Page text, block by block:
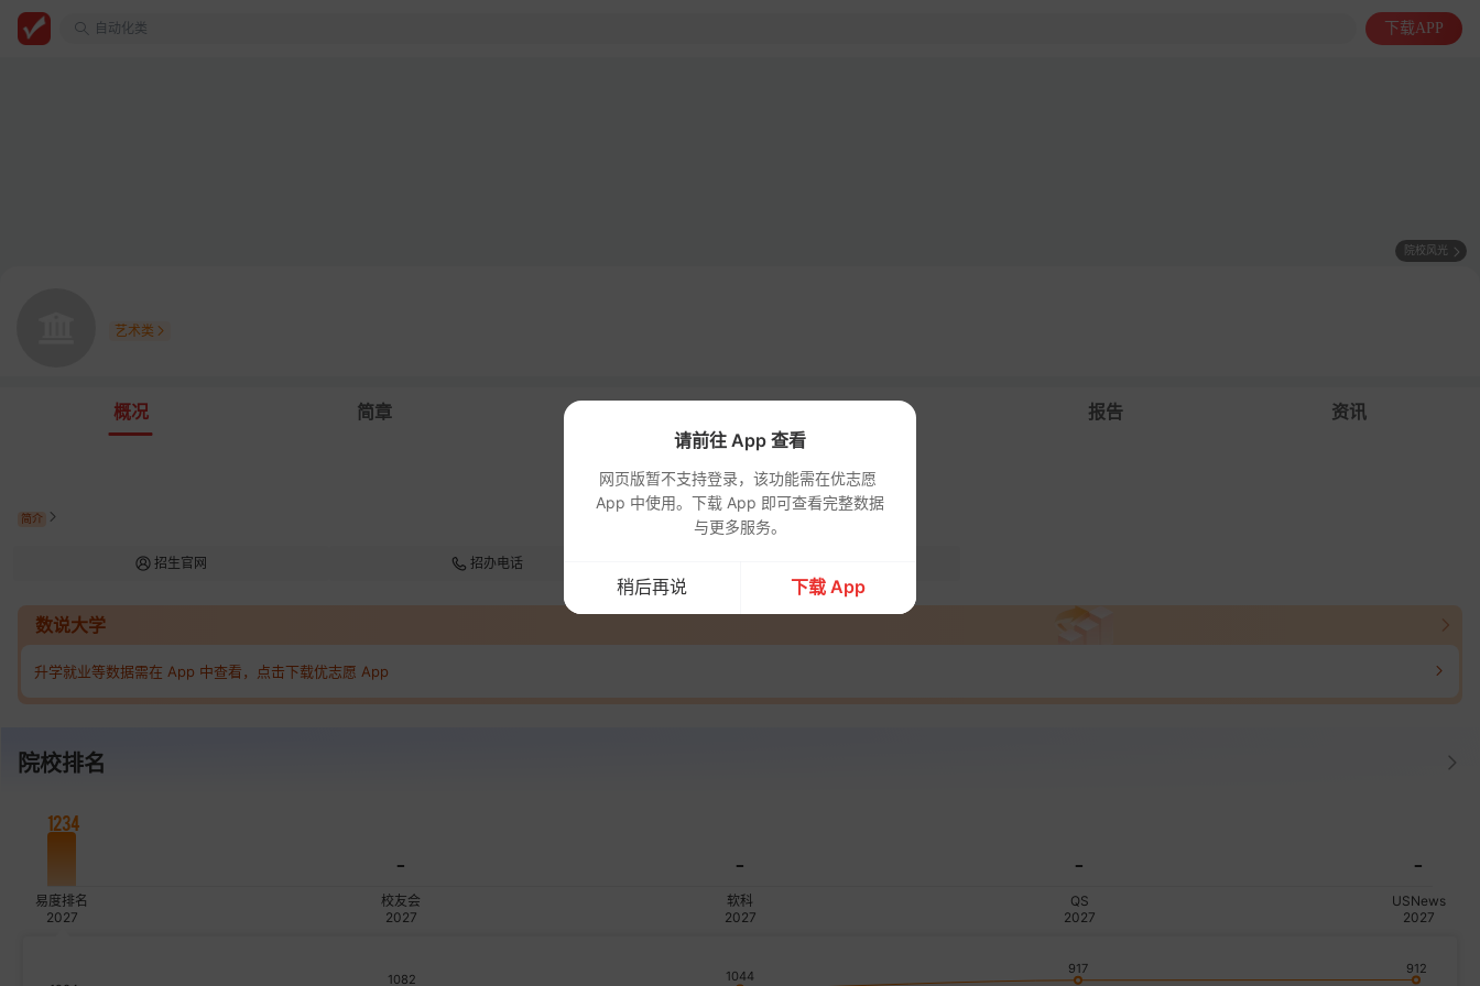
自动化类
下载APP
院校风光
艺术类
概况 简章 报告 资讯
简介
招生官网 招办电话
数说大学
升学就业等数据需在 App 中查看，点击下载优志愿 App
院校排名
1234
-
- - -
易度排名
2027
校友会
2027
软科
2027
QS
2027
USNews
2027
1082 1044
917 912
请前往 App 查看
网页版暂不支持登录，该功能需在优志愿
App 中使用。下载 App 即可查看完整数据
与更多服务。
稍后再说 下载 App